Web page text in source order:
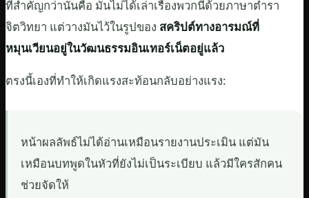
ที่สำคัญกว่านั้นคือ มันไม่ได้เล่าเรื่องพวกนี้ด้วยภาษาตำรา
จิตวิทยา แต่วางมันไว้ในรูปของ สคริปต์ทางอารมณ์ที่
หมุนเวียนอยู่ในวัฒนธรรมอินเทอร์เน็ตอยู่แล้ว
ตรงนี้เองที่ทำให้เกิดแรงสะท้อนกลับอย่างแรง:
หน้าผลลัพธ์ไม่ได้อ่านเหมือนรายงานประเมิน แต่มัน
เหมือนบทพูดในหัวที่ยังไม่เป็นระเบียบ แล้วมีใครสักคน
ช่วยจัดให้